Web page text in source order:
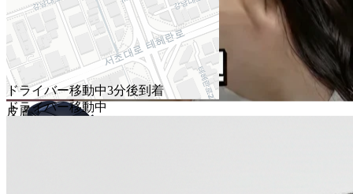
皮膚科
約12分 4.2km
ドライバー移動中3分後到着
ドライバー移動中